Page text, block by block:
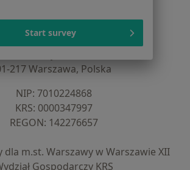
ZnanyLekarz Sp. z o.o.
217 Warszawa, Polska
NIP: ⁠7010224868
KRS: ⁠0000347997
REGON: ⁠142276657
dla m.st. Warszawy w Warszawie XII
Gospodarczy KRS
Start survey